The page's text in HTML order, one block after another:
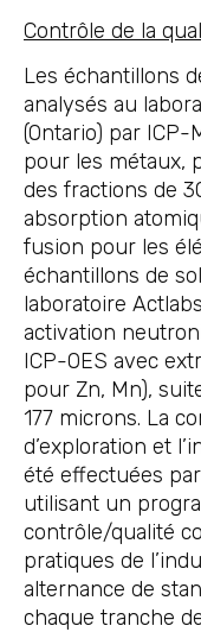
Contrôle de la
Les échantillons
analysés au
(Ontario) par ICP-
pour les métaux,
des fractions de
absorption
fusion pour les
échantillons de
laboratoire
activation
ICP-OES avec
pour Zn, Mn),
177 microns. La
d’exploration et
été effectuées
utilisant un
contrôle/qualité
pratiques de
alternance de
chaque tranche